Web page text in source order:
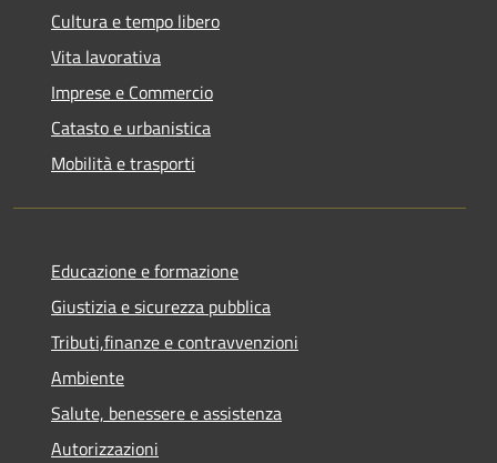
Cultura e tempo libero
Vita lavorativa
Imprese e Commercio
Catasto e urbanistica
Mobilità e trasporti
Educazione e formazione
Giustizia e sicurezza pubblica
Tributi,finanze e contravvenzioni
Ambiente
Salute, benessere e assistenza
Autorizzazioni